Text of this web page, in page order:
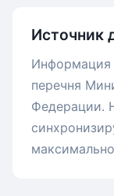
Источник
Информация
перечня
Федерации.